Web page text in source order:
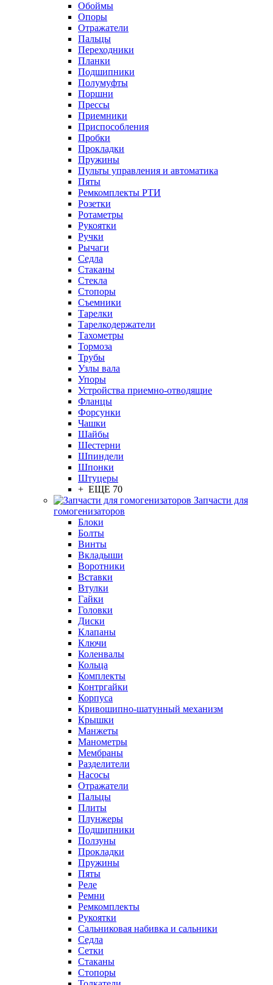
Обоймы
Опоры
Отражатели
Пальцы
Переходники
Планки
Подшипники
Полумуфты
Поршни
Прессы
Приемники
Приспособления
Пробки
Прокладки
Пружины
Пульты управления и автоматика
Пяты
Ремкомплекты РТИ
Розетки
Ротаметры
Рукоятки
Ручки
Рычаги
Седла
Стаканы
Стекла
Стопоры
Съемники
Тарелки
Тарелкодержатели
Тахометры
Тормоза
Трубы
Узлы вала
Упоры
Устройства приемно-отводящие
Фланцы
Форсунки
Чашки
Шайбы
Шестерни
Шпиндели
Шпонки
Штуцеры
+ ЕЩЕ 70
Запчасти для
гомогенизаторов
Блоки
Болты
Винты
Вкладыши
Воротники
Вставки
Втулки
Гайки
Головки
Диски
Клапаны
Ключи
Коленвалы
Кольца
Комплекты
Контргайки
Корпуса
Кривошипно-шатунный механизм
Крышки
Манжеты
Манометры
Мембраны
Разделители
Насосы
Отражатели
Пальцы
Плиты
Плунжеры
Подшипники
Ползуны
Прокладки
Пружины
Пяты
Реле
Ремни
Ремкомплекты
Рукоятки
Сальниковая набивка и сальники
Седла
Сетки
Стаканы
Стопоры